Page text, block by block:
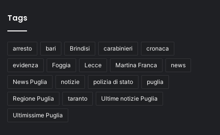
Tags
arresto bari Brindisi carabinieri cronaca
evidenza Foggia Lecce Martina Franca news
News Puglia notizie polizia di stato puglia
Regione Puglia taranto Ultime notizie Puglia
Ultimissime Puglia